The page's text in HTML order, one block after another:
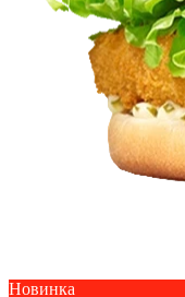
Новинка